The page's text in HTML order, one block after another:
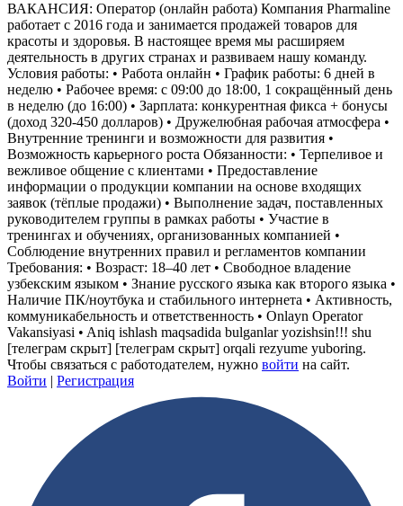
ВАКАНСИЯ: Оператор (онлайн работа) Компания Pharmaline
работает с 2016 года и занимается продажей товаров для
красоты и здоровья. В настоящее время мы расширяем
деятельность в других странах и развиваем нашу команду.
Условия работы: • Работа онлайн • График работы: 6 дней в
неделю • Рабочее время: с 09:00 до 18:00, 1 сокращённый день
в неделю (до 16:00) • Зарплата: конкурентная фикса + бонусы
(доход 320-450 долларов) • Дружелюбная рабочая атмосфера •
Внутренние тренинги и возможности для развития •
Возможность карьерного роста Обязанности: • Терпеливое и
вежливое общение с клиентами • Предоставление
информации о продукции компании на основе входящих
заявок (тёплые продажи) • Выполнение задач, поставленных
руководителем группы в рамках работы • Участие в
тренингах и обучениях, организованных компанией •
Соблюдение внутренних правил и регламентов компании
Требования: • Возраст: 18–40 лет • Свободное владение
узбекским языком • Знание русского языка как второго языка •
Наличие ПК/ноутбука и стабильного интернета • Активность,
коммуникабельность и ответственность • Onlayn Operator
Vakansiyasi • Aniq ishlash maqsadida bulganlar yozishsin!!! shu
[телеграм скрыт] [телеграм скрыт] orqali rezyume yuboring.
Чтобы связаться с работодателем, нужно войти на сайт.
Войти | Регистрация